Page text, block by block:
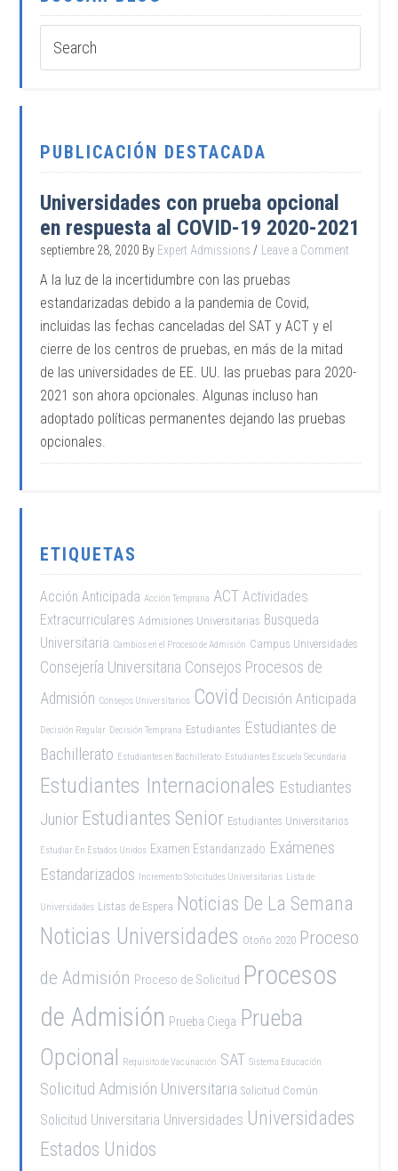
PUBLICACIÓN DESTACADA
Universidades con prueba opcional
en respuesta al COVID-19 2020-2021
septiembre 28, 2020 By Expert Admissions Leave a Comment
A la luz de la incertidumbre con las pruebas
estandarizadas debido a la pandemia de Covid,
incluidas las fechas canceladas del SAT y ACT y el
cierre de los centros de pruebas, en más de la mitad
de las universidades de EE. UU. las pruebas para 2020-
2021 son ahora opcionales. Algunas incluso han
adoptado políticas permanentes dejando las pruebas
opcionales.
ETIQUETAS
Acción Anticipada Acción Temprana ACT Actividades
Extracurriculares Admisiones Universitarias Busqueda
Universitaria Cambios en el Proceso de Admisión Campus Universidades
Consejería Universitaria Consejos Procesos de
Admisión Consejos Universitarios Covid Decisión Anticipada
Decisión Regular Decisión Temprana Estudiantes Estudiantes de
Bachillerato Estudiantes en Bachillerato Estudiantes Escuela Secundaria
Estudiantes Internacionales Estudiantes
Junior Estudiantes Senior Estudiantes Universitarios
Estudiar En Estados Unidos Examen Estandarizado Exámenes
Estandarizados
Incremento Solicitudes Universitarias Lista de
Universidades Listas de Espera Noticias De La Semana
Noticias Universidades Otoño 2020 Proceso
de Admisión Proceso de Solicitud Procesos
de Admisión Prueba Ciega Prueba
Opcional
Requisito de Vacunación SAT Sistema Educación
Solicitud Admisión Universitaria Solicitud Común
Solicitud Universitaria Universidades Universidades
Estados Unidos